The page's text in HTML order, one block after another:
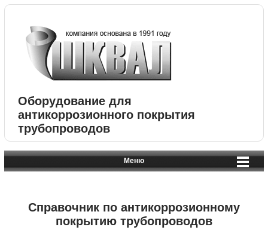
Оборудование для
антикоррозионного покрытия
трубопроводов
Меню
Справочник по антикоррозионному
покрытию трубопроводов